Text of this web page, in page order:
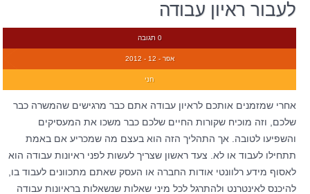
לעבור ראיון עבודה
0 תגובה
אפר - 12 - 2012
חני
אחרי שמזמנים אותכם לראיון עבודה אתם כבר מרגישים שהמשרה כבר
שלכם, וזה מוכיח שקורות החיים שלכם כבר משכו את המעסיקים
והשפיעו לטובה. אך התהליך הזה הוא בעצם מה שמכריע אם באמת
תתחילו לעבוד או לא. צעד ראשון שצריך לעשות לפני ראיונות עבודה הוא
לאסוף מידע רלוונטי אודות החברה או העסק שאתם מתכוונים לעבוד בו,
להיכנס לאינטרנט ולהתרגל לכל מיני שאלות שנשאלות בראיונות עבודה